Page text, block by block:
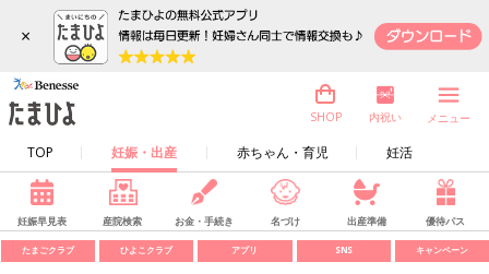
×
TOP 妊娠・出産 赤ちゃん・育児 妊活
SHOP 内祝い メニュー
妊娠早見表 産院検索 お金・手続き 名づけ 出産準備 優待パス
たまごクラブ ひよこクラブ アプリ SNS キャンペーン